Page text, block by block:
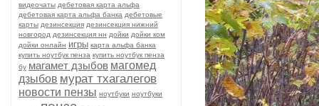
видеочаты дебетовая карта альфа
дебетовая карта альфа банка дебетовые
карты дезинсекция дезинсекция нижний
новгород дезинсекция нн дойки дойки ком
дойки онлайн игры карта альфа банка
купить ноутбук пенза купить ноутбук пенза
бу магамет дзыбов магомед
дзыбов мурат тхагалегов
новости пензы ноутбуки ноутбуки